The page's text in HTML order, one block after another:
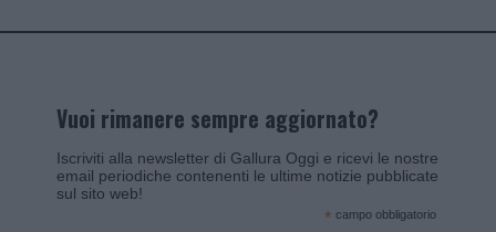
Vuoi rimanere sempre aggiornato?
Iscriviti alla newsletter di Gallura Oggi e ricevi le nostre
email periodiche contenenti le ultime notizie pubblicate
sul sito web!
* campo obbligatorio